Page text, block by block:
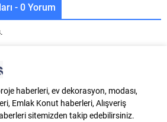
- 0 Yorum
haberleri, ev dekorasyon, modası,
Emlak Konut haberleri, Alışveriş
sitemizden takip edebilirsiniz.